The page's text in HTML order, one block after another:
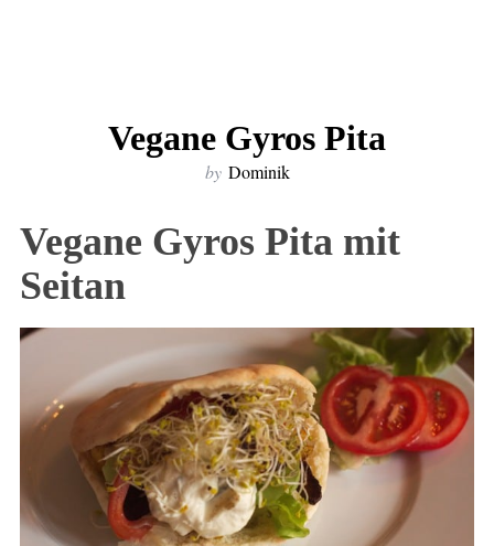
Vegane Gyros Pita
by Dominik
Vegane Gyros Pita mit
Seitan